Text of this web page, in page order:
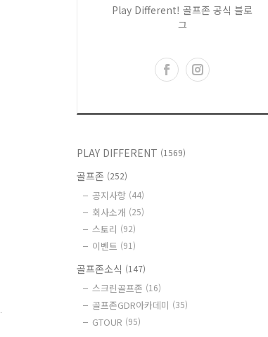
.
Play Different! 골프존 공식 블로
그
PLAY DIFFERENT (1569)
골프존 (252)
공지사항 (44)
회사소개 (25)
스토리 (92)
이벤트 (91)
골프존소식 (147)
스크린골프존 (16)
골프존GDR아카데미 (35)
GTOUR (95)